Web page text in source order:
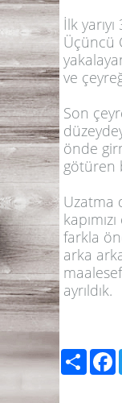
İlk
Üçüncü
ve
Son
önde
götüren
Uzatma
farkla
arka
ayrıldık.